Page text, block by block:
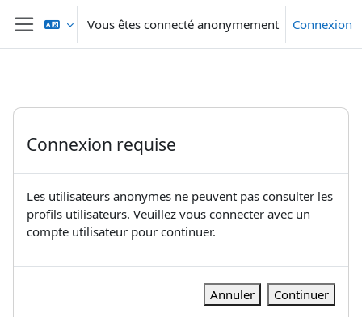
Passer au contenu principal
Panneau latéral
Vous êtes connecté anonymement Connexion
Connexion requise
Les utilisateurs anonymes ne peuvent pas consulter les
profils utilisateurs. Veuillez vous connecter avec un
compte utilisateur pour continuer.
Annuler Continuer